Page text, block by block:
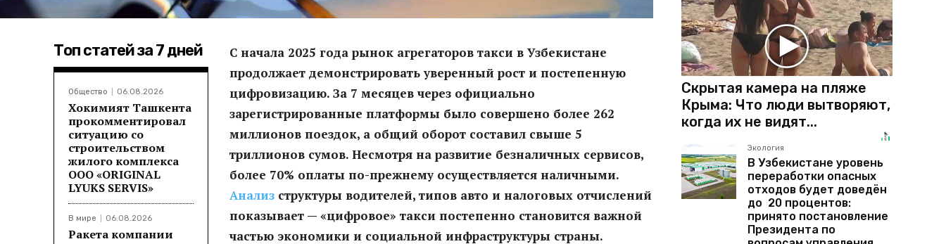
Топ статей за 7 дней
Общество 06.08.2026
Хокимият Ташкента
прокомментировал
ситуацию со
строительством
жилого комплекса
ООО «ORIGINAL
LYUKS SERVIS»
В мире 06.08.2026
Ракета компании
С начала 2025 года рынок агрегаторов такси в Узбекистане
продолжает демонстрировать уверенный рост и постепенную
цифровизацию. За 7 месяцев через официально
зарегистрированные платформы было совершено более 262
миллионов поездок, а общий оборот составил свыше 5
триллионов сумов. Несмотря на развитие безналичных сервисов,
более 70% оплаты по-прежнему осуществляется наличными.
Анализ структуры водителей, типов авто и налоговых отчислений
показывает — «цифровое» такси постепенно становится важной
частью экономики и социальной инфраструктуры страны.
Скрытая камера на пляже
Крыма: Что люди вытворяют,
когда их не видят...
Экология
В Узбекистане уровень
переработки опасных
отходов будет доведён
до 20 процентов:
принято постановление
Президента по